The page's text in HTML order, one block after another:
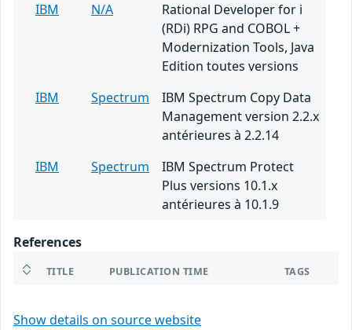
IBM
N/A
Rational Developer for i
(RDi) RPG and COBOL +
Modernization Tools, Java
Edition toutes versions
IBM
Spectrum
IBM Spectrum Copy Data
Management version 2.2.x
antérieures à 2.2.14
IBM
Spectrum
IBM Spectrum Protect
Plus versions 10.1.x
antérieures à 10.1.9
References
TITLE PUBLICATION TIME TAGS
Show details on source website